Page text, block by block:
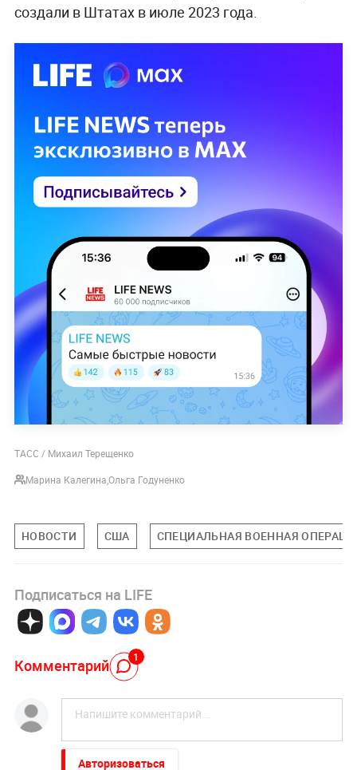
создали в Штатах в июле 2023 года.
ТАСС / Михаил Терещенко
Марина КалегинаОльга Годуненко
НОВОСТИ США СПЕЦИАЛЬНАЯ ВОЕННАЯ
Подписаться на LIFE
Комментарий 1
Авторизоваться